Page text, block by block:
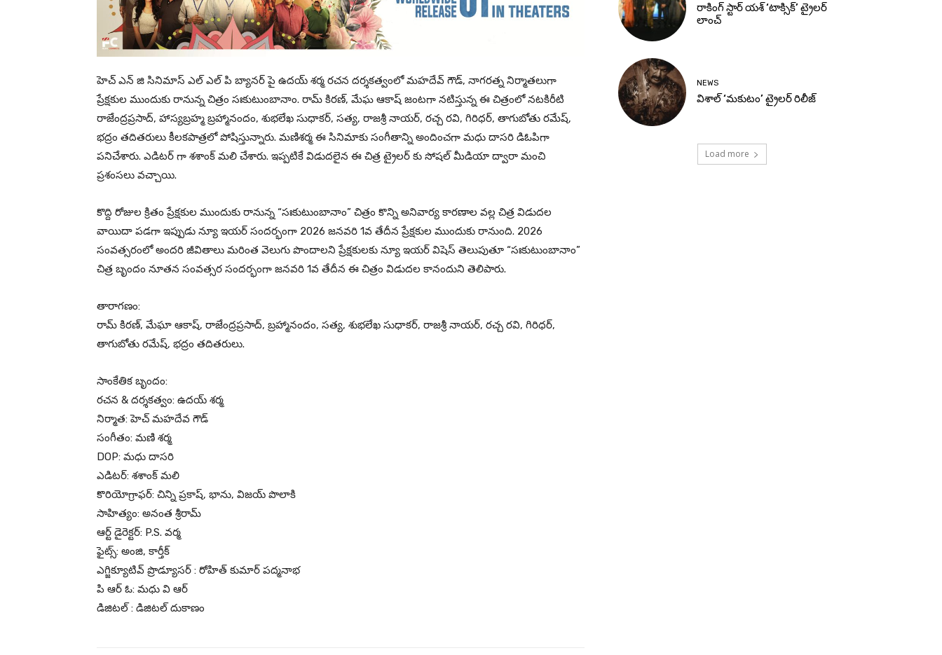
హెచ్ ఎన్ జి సినిమాస్ ఎల్ ఎల్ పి బ్యానర్ పై ఉదయ్ శర్మ రచన దర్శకత్వంలో మహదేవ్ గౌడ్, నాగరత్న నిర్మాతలుగా
ప్రేక్షకుల ముందుకు రానున్న చిత్రం సఃకుటుంబానాం. రామ్ కిరణ్, మేఘ ఆకాష్ జంటగా నటిస్తున్న ఈ చిత్రంలో నటకిరీటి
రాజేంద్రప్రసాద్, హాస్యబ్రహ్మ బ్రహ్మానందం, శుభలేఖ సుధాకర్, సత్య, రాజశ్రీ నాయర్, రచ్చ రవి, గిరిధర్, తాగుబోతు రమేష్,
భద్రం తదితరులు కీలకపాత్రలో పోషిస్తున్నారు. మణిశర్మ ఈ సినిమాకు సంగీతాన్ని అందించగా మధు దాసరి డిఓపిగా
పనిచేశారు. ఎడిటర్ గా శశాంక్ మలి చేశారు. ఇప్పటికే విడుదలైన ఈ చిత్ర ట్రైలర్ కు సోషల్ మీడియా ద్వారా మంచి
ప్రశంసలు వచ్చాయి.
కొద్ది రోజుల క్రితం ప్రేక్షకుల ముందుకు రానున్న “సఃకుటుంబానాం” చిత్రం కొన్ని అనివార్య కారణాల వల్ల చిత్ర విడుదల
వాయిదా పడగా ఇప్పుడు న్యూ ఇయర్ సందర్భంగా 2026 జనవరి 1వ తేదీన ప్రేక్షకుల ముందుకు రానుంది. 2026
సంవత్సరంలో అందరి జీవితాలు మరింత వెలుగు పొందాలని ప్రేక్షకులకు న్యూ ఇయర్ విషెస్ తెలుపుతూ “సఃకుటుంబానాం”
చిత్ర బృందం నూతన సంవత్సర సందర్భంగా జనవరి 1వ తేదీన ఈ చిత్రం విడుదల కానందుని తెలిపారు.
తారాగణం:
రామ్ కిరణ్, మేఘా ఆకాష్, రాజేంద్రప్రసాద్, బ్రహ్మానందం, సత్య, శుభలేఖ సుధాకర్, రాజశ్రీ నాయర్, రచ్చ రవి, గిరిధర్,
తాగుబోతు రమేష్, భద్రం తదితరులు.
సాంకేతిక బృందం:
రచన & దర్శకత్వం: ఉదయ్ శర్మ
నిర్మాత: హెచ్ మహదేవ గౌడ్
సంగీతం: మణి శర్మ
DOP: మధు దాసరి
ఎడిటర్: శశాంక్ మలి
కొరియోగ్రాఫర్: చిన్ని ప్రకాష్, భాను, విజయ్ పొలాకి
సాహిత్యం: అనంత శ్రీరామ్
ఆర్ట్ డైరెక్టర్: P.S. వర్మ
ఫైట్స్: అంజి, కార్తీక్
ఎగ్జిక్యూటివ్ ప్రొడ్యూసర్ : రోహిత్ కుమార్ పద్మనాభ
పి ఆర్ ఓ: మధు వి ఆర్
డిజిటల్ : డిజిటల్ దుకాణం
రాకింగ్ స్టార్ యశ్ ‘టాక్సిక్’ ట్రైలర్
లాంచ్
NEWS
విశాల్ ‘మకుటం’ ట్రైలర్ రిలీజ్
Load more